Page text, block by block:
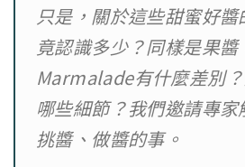
只是，關於這些甜蜜好
竟認識多少？同樣是果
Marmalade有什麼差別
哪些細節？我們邀請專
挑醬、做醬的事。